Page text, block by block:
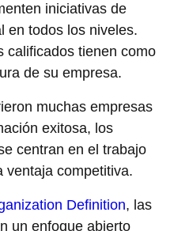
iniciativas de
en todos los niveles.
calificados tienen como
de su empresa.
muchas empresas
exitosa, los
centran en el trabajo
ventaja competitiva.
Definition, las
un enfoque abierto